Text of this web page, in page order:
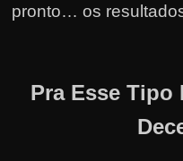
pronto… os
Pra Esse Tipo